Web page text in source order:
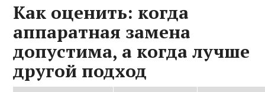
Как оценить: когда
аппаратная замена
допустима, а когда лучше
другой подход